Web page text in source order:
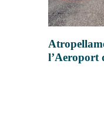
l’Aeroport